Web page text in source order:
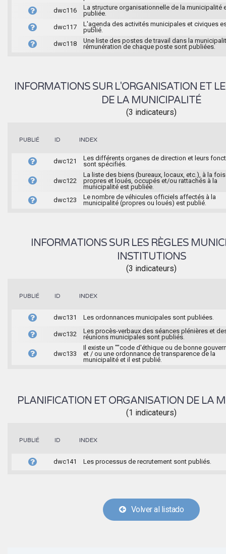
dwc116
La structure organisationnelle de la municipalité
publiée.
dwc117
L'agenda des activités municipales et civiques
publié.
dwc118
Une liste des postes de travail dans la
rémunération de chaque poste sont publiées.
INFORMATIONS SUR L'ORGANISATION ET
DE LA MUNICIPALITÉ
(3 indicateurs)
PUBLIÉ ID INDEX
dwc121
Les différents organes de direction et leurs
sont spécifiés.
dwc122
La liste des biens (bureaux, locaux, etc.), à la fois
propres et loués, occupés et/ou rattachés à la
municipalité est publiée.
dwc123
Le nombre de véhicules officiels affectés à la
municipalité (propres ou loués) est publié.
INFORMATIONS SUR LES RÈGLES
INSTITUTIONS
(3 indicateurs)
PUBLIÉ ID INDEX
dwc131 Les ordonnances municipales sont publiées.
dwc132
Les procès-verbaux des séances plénières et
réunions municipales sont publiés.
dwc133
Il existe un ""code d'éthique ou de bonne
et / ou une ordonnance de transparence de la
municipalité et il est publié.
PLANIFICATION ET ORGANISATION DE LA
(1 indicateurs)
PUBLIÉ ID INDEX
dwc141 Les processus de recrutement sont publiés.
Volver al listado